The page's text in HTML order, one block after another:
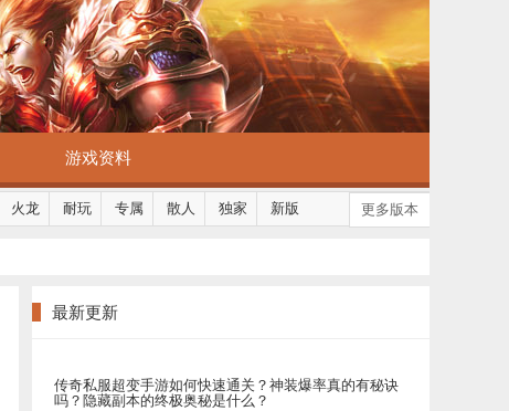
游戏资料
火龙 耐玩 专属 散人 独家 新版 更多版本
最新更新
传奇私服超变手游如何快速通关？神装爆率真的有秘诀
吗？隐藏副本的终极奥秘是什么？